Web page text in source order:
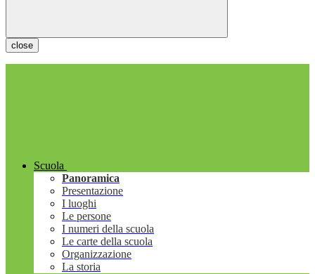
close
Scuola
Panoramica
Presentazione
I luoghi
Le persone
I numeri della scuola
Le carte della scuola
Organizzazione
La storia